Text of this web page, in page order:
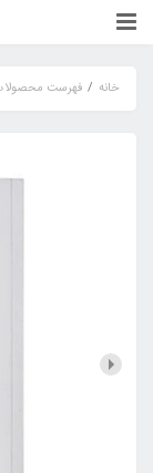
خانه فهرست